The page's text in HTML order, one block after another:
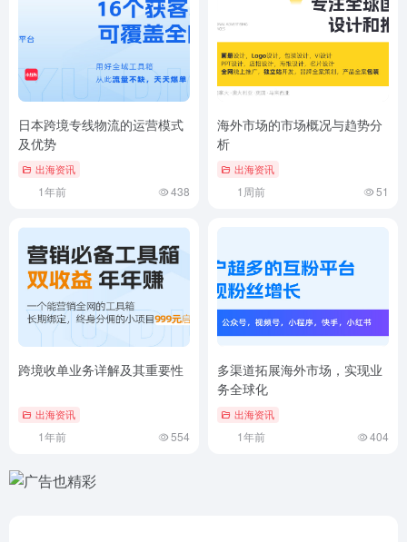
日本跨境专线物流的运营模式
及优势
出海资讯
1年前 438
海外市场的市场概况与趋势分
析
出海资讯
1周前 51
跨境收单业务详解及其重要性
出海资讯
1年前 554
多渠道拓展海外市场，实现业
务全球化
出海资讯
1年前 404